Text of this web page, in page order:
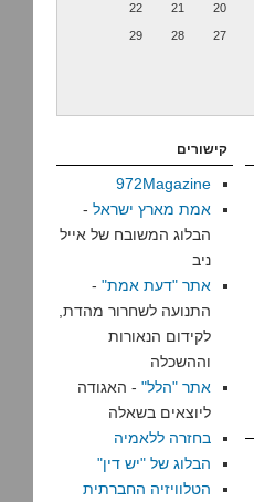
20
21
22
27
28
29
קישורים
972Magazine
אמת מארץ ישראל -
הבלוג המשובח של אייל
ניב
אתר "דעת אמת" -
התנועה לשחרור מהדת,
לקידום הנאורות
וההשכלה
אתר "הלל" - האגודה
ליוצאים בשאלה
בחזרה ללאמיה
הבלוג של "יש דין"
הטלוויזיה החברתית